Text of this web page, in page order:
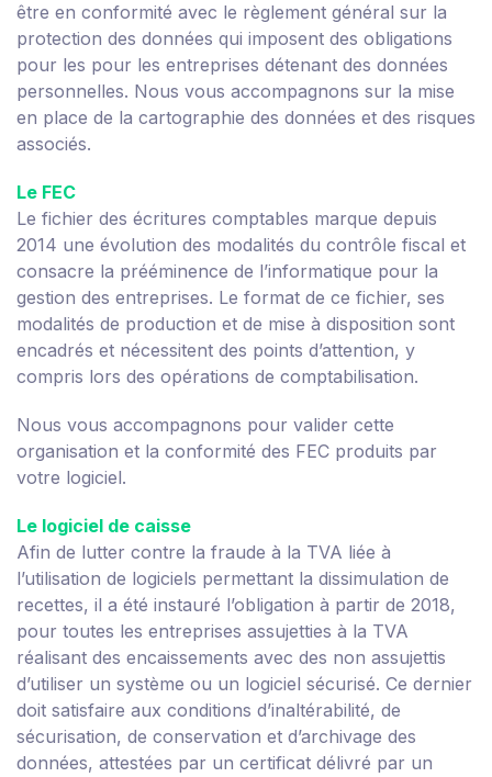
être en conformité avec le règlement général sur la
protection des données qui imposent des obligations
pour les pour les entreprises détenant des données
personnelles. Nous vous accompagnons sur la mise
en place de la cartographie des données et des risques
associés.
Le FEC
Le fichier des écritures comptables marque depuis
2014 une évolution des modalités du contrôle fiscal et
consacre la prééminence de l’informatique pour la
gestion des entreprises. Le format de ce fichier, ses
modalités de production et de mise à disposition sont
encadrés et nécessitent des points d’attention, y
compris lors des opérations de comptabilisation.
Nous vous accompagnons pour valider cette
organisation et la conformité des FEC produits par
votre logiciel.
Le logiciel de caisse
Afin de lutter contre la fraude à la TVA liée à
l’utilisation de logiciels permettant la dissimulation de
recettes, il a été instauré l’obligation à partir de 2018,
pour toutes les entreprises assujetties à la TVA
réalisant des encaissements avec des non assujettis
d’utiliser un système ou un logiciel sécurisé. Ce dernier
doit satisfaire aux conditions d’inaltérabilité, de
sécurisation, de conservation et d’archivage des
données, attestées par un certificat délivré par un